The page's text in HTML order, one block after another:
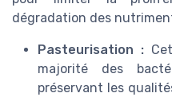
dégradation des
Pasteurisation :
majorité des
préservant les